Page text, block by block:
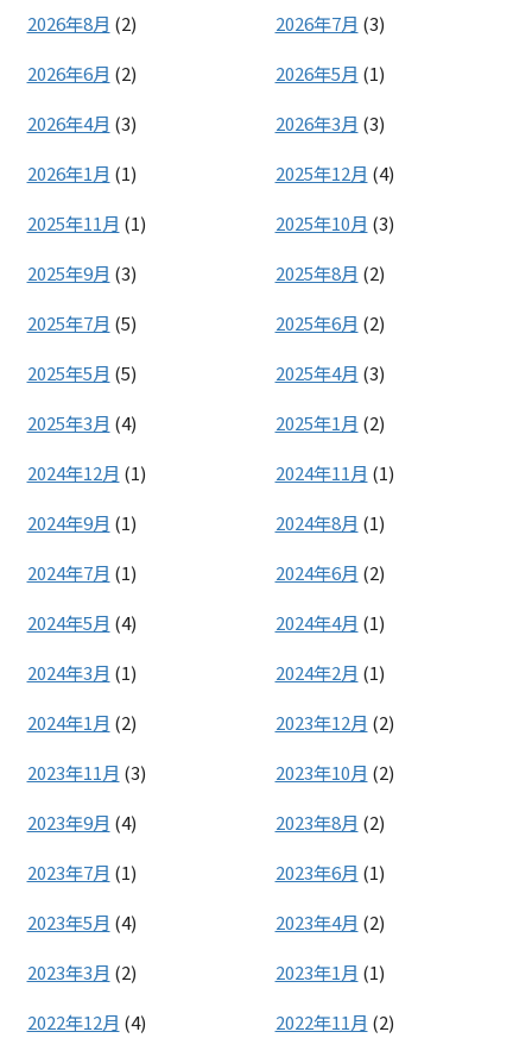
2026年8月 (2) 2026年7月 (3)
2026年6月 (2) 2026年5月 (1)
2026年4月 (3) 2026年3月 (3)
2026年1月 (1) 2025年12月 (4)
2025年11月 (1) 2025年10月 (3)
2025年9月 (3) 2025年8月 (2)
2025年7月 (5) 2025年6月 (2)
2025年5月 (5) 2025年4月 (3)
2025年3月 (4) 2025年1月 (2)
2024年12月 (1) 2024年11月 (1)
2024年9月 (1) 2024年8月 (1)
2024年7月 (1) 2024年6月 (2)
2024年5月 (4) 2024年4月 (1)
2024年3月 (1) 2024年2月 (1)
2024年1月 (2) 2023年12月 (2)
2023年11月 (3) 2023年10月 (2)
2023年9月 (4) 2023年8月 (2)
2023年7月 (1) 2023年6月 (1)
2023年5月 (4) 2023年4月 (2)
2023年3月 (2) 2023年1月 (1)
2022年12月 (4) 2022年11月 (2)